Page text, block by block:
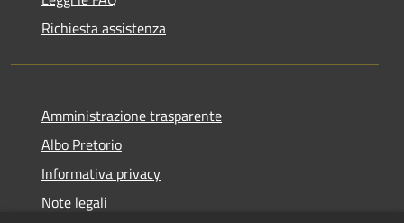
Richiesta assistenza
Amministrazione trasparente
Albo Pretorio
Informativa privacy
Note legali